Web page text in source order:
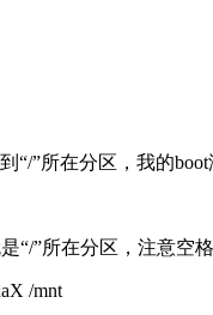
“/”所在分区，我的boot
“/”所在分区，注意空格
/mnt